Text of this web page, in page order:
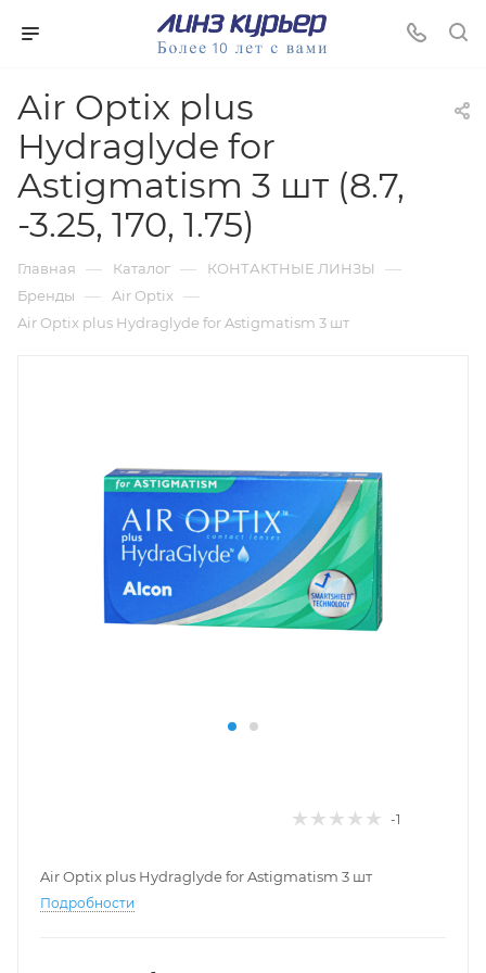
Air Optix plus
Hydraglyde for
Astigmatism 3 шт (8.7,
-3.25, 170, 1.75)
Главная — Каталог — КОНТАКТНЫЕ ЛИНЗЫ —
Бренды — Air Optix —
Air Optix plus Hydraglyde for Astigmatism 3 шт
-1
Air Optix plus Hydraglyde for Astigmatism 3 шт
Подробности